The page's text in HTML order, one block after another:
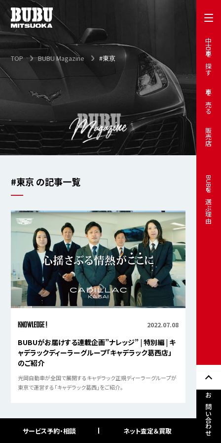
中古車を探す
車を売る
販売店
BUBUを選ぶ理由
お問い合わせ
TOP BUBU Magazine #東京
#東京 の記事一覧
2022.07.08
BUBUがお届けする連載企画”ナレッジ” | 特別編 | キ
ャデラックディーラーグループ「キャデラック葛西店」
のご紹介
光岡自動車が全国で展開するキャデラック正規ディーラーグループが
東京で運営する「キャデラック葛西」をご紹介。
サービス予約・相談 ネット査定＆買取